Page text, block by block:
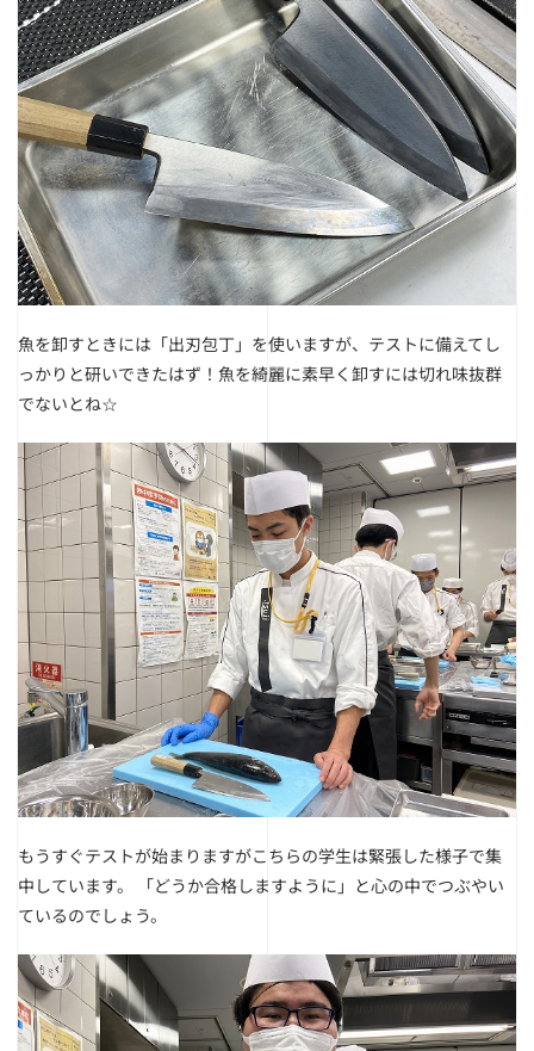
魚を卸すときには「出刃包丁」を使いますが、テストに備えてし
っかりと研いできたはず！ 魚を綺麗に素早く卸すには切れ味抜群
でないとね☆
もうすぐテストが始まりますがこちらの学生は緊張した様子で集
中しています。
「どうか合格しますように」と心の中でつぶやい
ているのでしょう。